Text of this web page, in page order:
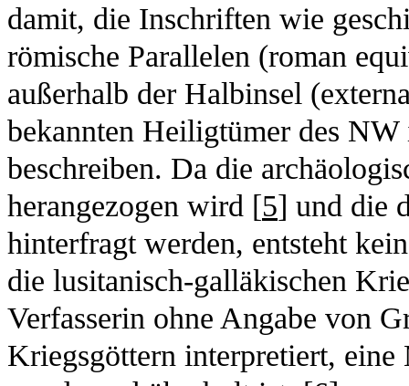
damit, die Inschriften wie
römische Parallelen (roman
außerhalb der Halbinsel
bekannten Heiligtümer des
beschreiben. Da die
herangezogen wird [5] und die
hinterfragt werden, entsteht
die lusitanisch-galläkischen
Verfasserin ohne Angabe von
Kriegsgöttern interpretiert,